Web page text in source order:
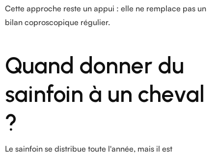
Cette approche reste un appui : elle ne remplace pas un
bilan coproscopique régulier.
Quand donner du
sainfoin à un cheval
?
Le sainfoin se distribue toute l'année, mais il est